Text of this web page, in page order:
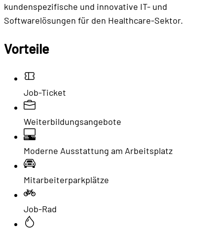
kundenspezifische und innovative IT- und
Softwarelösungen für den Healthcare-Sektor.
Vorteile
Job-Ticket
Weiterbildungsangebote
Moderne Ausstattung am Arbeitsplatz
Mitarbeiterparkplätze
Job-Rad